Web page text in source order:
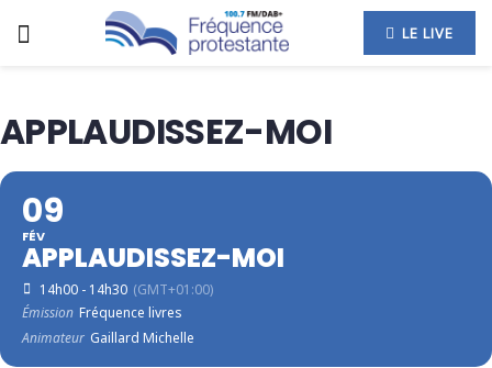
LE LIVE
APPLAUDISSEZ-MOI
09
FÉV
APPLAUDISSEZ-MOI
14h00 - 14h30 (GMT+01:00)
Émission Fréquence livres
Animateur Gaillard Michelle